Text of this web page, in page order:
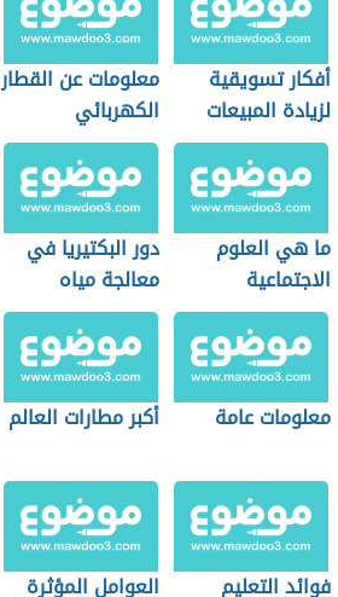
أفكار تسويقية
لزيادة المبيعات
معلومات عن القطار
الكهربائي
ما هي العلوم
الاجتماعية
دور البكتيريا في
معالجة مياه
الصرف الصحي
معلومات عامة أكبر مطارات العالم
فوائد التعليم
العوامل المؤثرة